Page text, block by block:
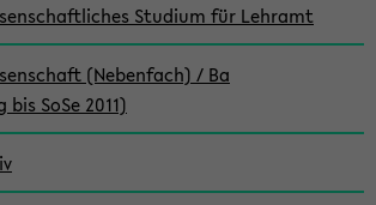
Studium für Lehramt
(Nebenfach) / Ba
SoSe 2011)